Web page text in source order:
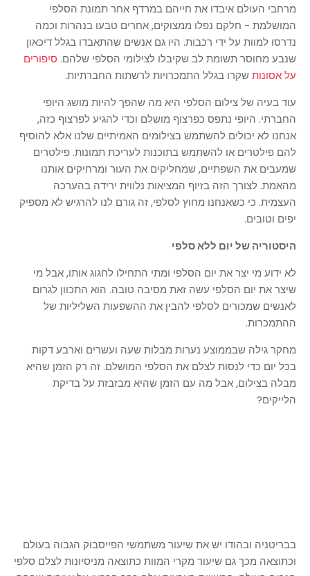
מרחבי העולם איבדו את חייהם במרדף אחר תמונת הסלפי
המושלמת - חלקם נפלו ממצוקים, אחרים טבעו בנהרות וכמה
נדרסו למוות על ידי רכבות. היו גם אנשים שהתאבדו בגלל דיכאון
שנבע מחוסר תשומת לב שקיבלו לצילומי הסלפי שלהם. סיפורים
על אסונותשקרו בגלל התמכרויות לרשתות החברתיות.
עוד בעיה של צילום הסלפי היא מה שהפך להיות מושג היופי
החברתי. היופי נתפס כפרצוף מושלם וכדי להגיע לפרצוף כזה,
אנחנו לא יכולים להשתמש בצילומים האמיתיים שלנו אלא להוסיף
להם פילטרים או להשתמש בתוכנות לעריכת תמונות. פילטרים
שמעבים את השפתיים, שמחליקים את העור ומרחיקים אותנו
מהאמת. לצורך הזה בזיוף המציאות נלווית ירידה בהערכה
העצמית. כי כשאנחנו מחוץ לסלפי, זה גורם לנו להרגיש לא מספיק
יפים וטובים.
היסטוריה של יום ללא סלפי
לא ידוע מי יצר את יום הסלפי ומתי התחילו לחגוג אותו, אבל מי
שיצר את יום הסלפי עשה זאת מסיבה טובה. הוא התכוון לגרום
לאנשים שמכורים לסלפי להבין את ההשפעות השליליות של
ההתמכרות.
מחקר גילה שבממוצע נערות מבלות שעה ועשרים וארבע דקות
בכל יום כדי לנסות לצלם את הסלפי המושלם. זה רק הזמן שהיא
מבלה בצילום, אבל מה עם הזמן שהיא מבזבזת על בדיקת
הלייקים?
בבריטניה ובהודו יש את שיעור משתמשי הפייסבוק הגבוה בעולם
וכתוצאה מכך גם שיעור מקרי המוות כתוצאה מניסיונות לצלם סלפי